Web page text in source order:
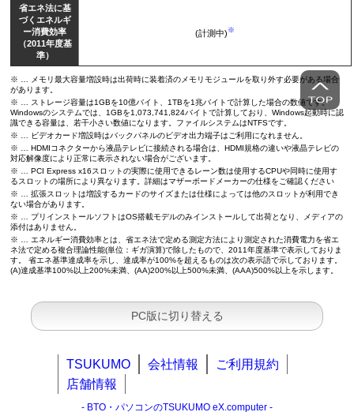
省エネ法に基
づくエネルギ
ー消費効率
（2011年度基
準）
(計測中) ※
※ … メモリ最大容量増設時は出荷時に装着済のメモリモジュールを取り外す必要がある場合
があります。
※ … ストレージ容量は1GBを10億バイト、1TBを1兆バイトで計算した場合の数値です。
Windowsのシステムでは、1GBを1,073,741,824バイトで計算しており、Windows起動時に認
識できる容量は、若干小さい数値になります。ファイルシステムはNTFSです。
※ … ビデオカード増設時はバックパネルのビデオ出力端子はご利用になれません。
※ … HDMIコネクターから液晶テレビに接続される場合は、HDMI規格の違いや液晶テレビの
対応解像度により正常に表示されない場合がございます。
※ … PCI Express x16スロットの実際に使用できるレーン数は使用するCPUや同時に使用す
るスロットの場所により異なります。詳細はマザーボードメーカーの仕様をご確認ください
※ … 拡張スロットは増設するカードのサイズまたは仕様によっては他のスロットが利用でき
ない場合があります。
※ … プリインストールソフトはOS搭載モデルのみインストールして出荷となり、メディアの
添付はありません。
※ … エネルギー消費効率とは、省エネ法で定める測定方法により測定された消費電力を省エ
ネ法で定める複合理論性能(単位：ギガ演算)で除したもので、2011年度基準で表示しておりま
す。 省エネ基準達成率を示し、達成率が100%を超えるものは次の表示語で示しております。
(A)達成基準100%以上200%未満、(AA)200%以上500%未満、(AAA)500%以上を示します。
PC版に切り替える
TSUKUMO 会社情報
ご利用規約
店舗情報
- BTO・パソコンのTSUKUMO eX.computer -